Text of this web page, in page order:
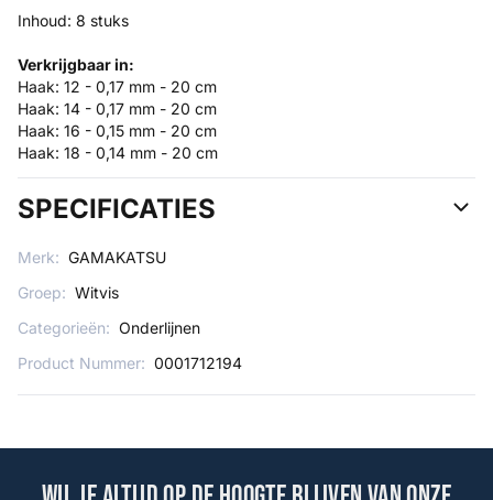
Inhoud: 8 stuks
Verkrijgbaar in:
Haak: 12 - 0,17 mm - 20 cm
Haak: 14 - 0,17 mm - 20 cm
Haak: 16 - 0,15 mm - 20 cm
Haak: 18 - 0,14 mm - 20 cm
SPECIFICATIES
Merk: GAMAKATSU
Groep: Witvis
Categorieën: Onderlijnen
Product Nummer: 0001712194